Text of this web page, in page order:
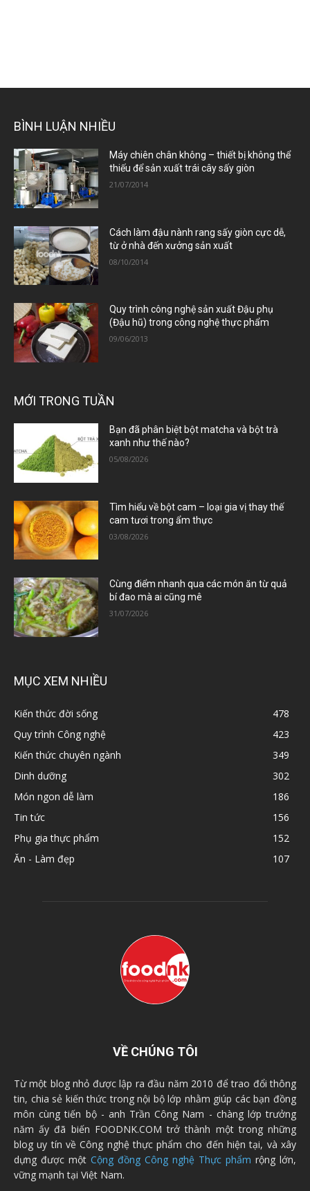
BÌNH LUẬN NHIỀU
Máy chiên chân không – thiết bị không thể
thiếu để sản xuất trái cây sấy giòn
21/07/2014
Cách làm đậu nành rang sấy giòn cực dễ,
từ ở nhà đến xưởng sản xuất
08/10/2014
Quy trình công nghệ sản xuất Đậu phụ
(Đậu hũ) trong công nghệ thực phẩm
09/06/2013
MỚI TRONG TUẦN
Bạn đã phân biệt bột matcha và bột trà
xanh như thế nào?
05/08/2026
Tìm hiểu về bột cam – loại gia vị thay thế
cam tươi trong ẩm thực
03/08/2026
Cùng điểm nhanh qua các món ăn từ quả
bí đao mà ai cũng mê
31/07/2026
MỤC XEM NHIỀU
Kiến thức đời sống
478
Quy trình Công nghệ
423
Kiến thức chuyên ngành
349
Dinh dưỡng
302
Món ngon dễ làm
186
Tin tức
156
Phụ gia thực phẩm
152
Ăn - Làm đẹp
107
VỀ CHÚNG TÔI
Từ một blog nhỏ được lập ra đầu năm 2010 để trao đổi thông
tin, chia sẻ kiến thức trong nội bộ lớp nhằm giúp các bạn đồng
môn cùng tiến bộ - anh Trần Công Nam - chàng lớp trưởng
năm ấy đã biến FOODNK.COM trở thành một trong những
blog uy tín về Công nghệ thực phẩm cho đến hiện tại, và xây
dựng được một Cộng đồng Công nghệ Thực phẩm rộng lớn,
vững mạnh tại Việt Nam.